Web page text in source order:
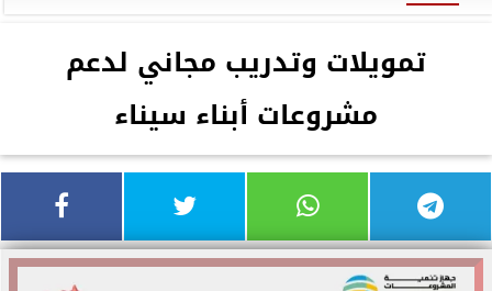
تمويلات وتدريب مجاني لدعم
مشروعات أبناء سيناء